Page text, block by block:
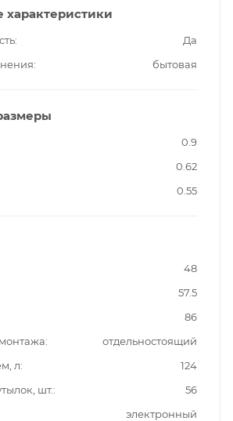
характеристики
Да
бытовая
0.9
0.62
0.55
48
57.5
86
отдельностоящий
л
124
шт.
56
электронный